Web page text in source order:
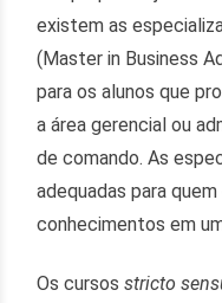
existem as
(Master in Business
para os alunos que
a área gerencial ou
de comando. As
adequadas para
conhecimentos em
Os cursosstricto